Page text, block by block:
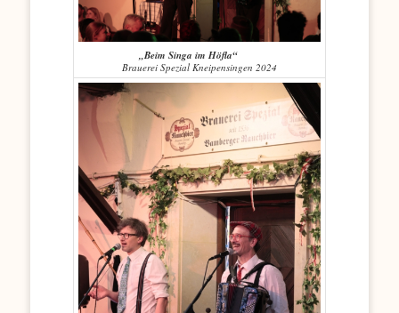
„Beim Singa im Höfla“
Brauerei Spezial Kneipensingen 2024